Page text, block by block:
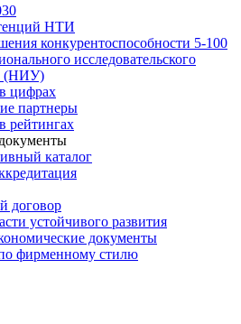
НТИ
конкурентоспособности 5-100
исследовательского
(НИУ)
цифрах
партнеры
рейтингах
каталог
договор
устойчивого развития
документы
фирменному стилю